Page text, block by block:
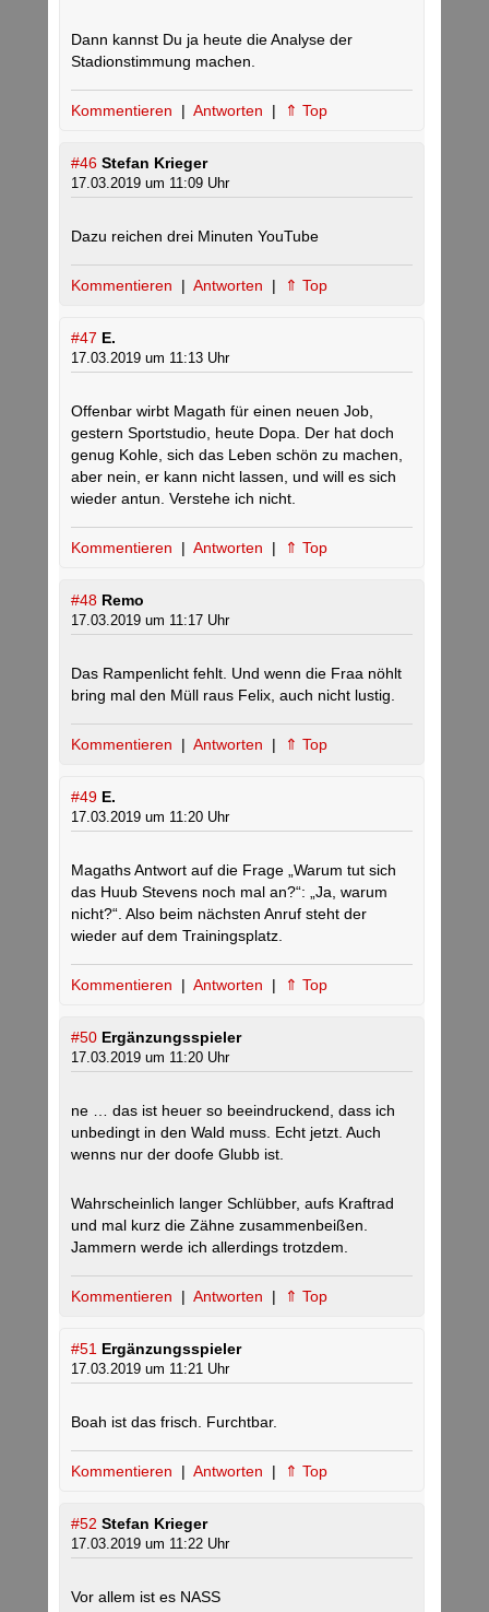
Dann kannst Du ja heute die Analyse der
Stadionstimmung machen.
Kommentieren | Antworten | ⇑ Top
#46 Stefan Krieger
17.03.2019 um 11:09 Uhr
Dazu reichen drei Minuten YouTube
Kommentieren | Antworten | ⇑ Top
#47 E.
17.03.2019 um 11:13 Uhr
Offenbar wirbt Magath für einen neuen Job,
gestern Sportstudio, heute Dopa. Der hat doch
genug Kohle, sich das Leben schön zu machen,
aber nein, er kann nicht lassen, und will es sich
wieder antun. Verstehe ich nicht.
Kommentieren | Antworten | ⇑ Top
#48 Remo
17.03.2019 um 11:17 Uhr
Das Rampenlicht fehlt. Und wenn die Fraa nöhlt
bring mal den Müll raus Felix, auch nicht lustig.
Kommentieren | Antworten | ⇑ Top
#49 E.
17.03.2019 um 11:20 Uhr
Magaths Antwort auf die Frage „Warum tut sich
das Huub Stevens noch mal an?“: „Ja, warum
nicht?“. Also beim nächsten Anruf steht der
wieder auf dem Trainingsplatz.
Kommentieren | Antworten | ⇑ Top
#50 Ergänzungsspieler
17.03.2019 um 11:20 Uhr
ne … das ist heuer so beeindruckend, dass ich
unbedingt in den Wald muss. Echt jetzt. Auch
wenns nur der doofe Glubb ist.
Wahrscheinlich langer Schlübber, aufs Kraftrad
und mal kurz die Zähne zusammenbeißen.
Jammern werde ich allerdings trotzdem.
Kommentieren | Antworten | ⇑ Top
#51 Ergänzungsspieler
17.03.2019 um 11:21 Uhr
Boah ist das frisch. Furchtbar.
Kommentieren | Antworten | ⇑ Top
#52 Stefan Krieger
17.03.2019 um 11:22 Uhr
Vor allem ist es NASS